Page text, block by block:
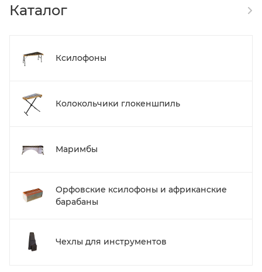
Каталог
Ксилофоны
Колокольчики глокеншпиль
Маримбы
Орфовские ксилофоны и африканские
барабаны
Чехлы для инструментов